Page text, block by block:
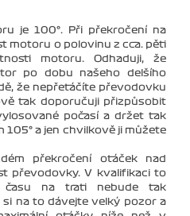
je 100°. Při překročení na
motoru o polovinu z cca. pěti
motoru. Odhaduji, že
po dobu našeho delšího
že nepřetáčíte převodovku
tak doporučuji přizpůsobit
počasí a držet tak
a jen chvilkově ji můžete
překročení otáček nad
převodovky. V kvalifikaci to
času na trati nebude tak
si na to dávejte velký pozor a